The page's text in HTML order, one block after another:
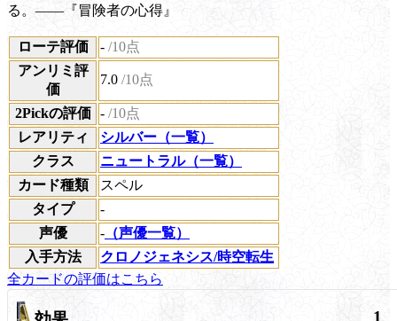
る。――『冒険者の心得』
ローテ評価 - /10点
アンリミ評
価
7.0 /10点
2Pickの評価 - /10点
レアリティ
シルバー（一覧）
クラス
ニュートラル（一覧）
カード種類
スペル
タイプ
-
声優
- （声優一覧）
入手方法
クロノジェネシス/時空転生
全カードの評価はこちら
1